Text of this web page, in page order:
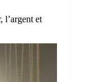
l’argent et